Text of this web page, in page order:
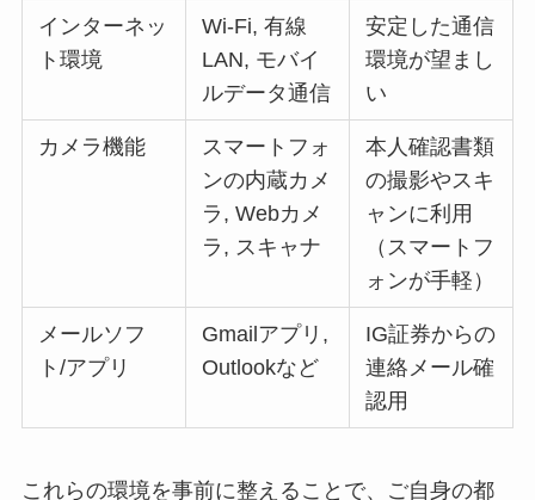
インターネッ
ト環境
Wi-Fi, 有線
LAN, モバイ
ルデータ通信
安定した通信
環境が望まし
い
カメラ機能
スマートフォ
ンの内蔵カメ
ラ, Webカメ
ラ, スキャナ
本人確認書類
の撮影やスキ
ャンに利用
（スマートフ
ォンが手軽）
メールソフ
ト/アプリ
Gmailアプリ,
Outlookなど
IG証券からの
連絡メール確
認用
これらの環境を事前に整えることで、ご自身の都